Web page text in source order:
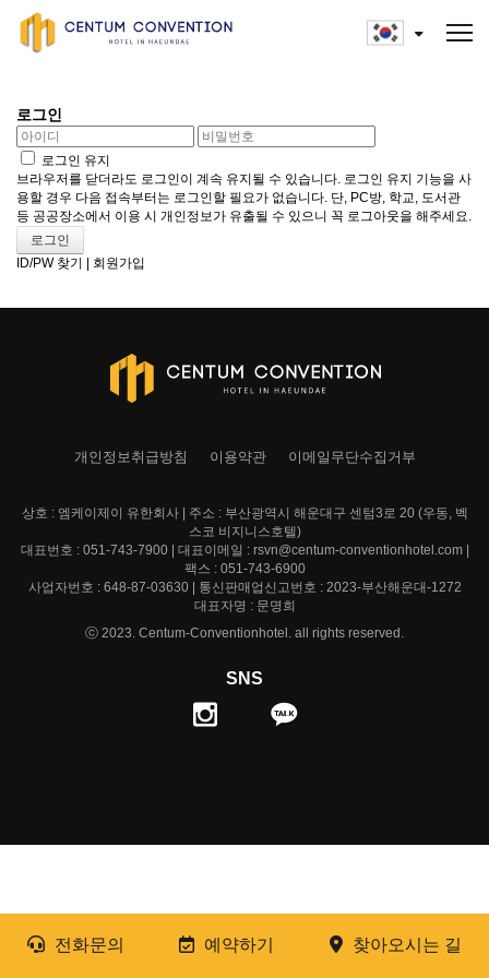
로그인
로그인 유지
브라우저를 닫더라도 로그인이 계속 유지될 수 있습니다. 로그인 유지 기능을 사
용할 경우 다음 접속부터는 로그인할 필요가 없습니다. 단, PC방, 학교, 도서관
등 공공장소에서 이용 시 개인정보가 유출될 수 있으니 꼭 로그아웃을 해주세요.
ID/PW 찾기 회원가입
전화문의 예약하기 찾아오시는 길
개인정보취급방침 이용약관 이메일무단수집거부
상호 : 엠케이제이 유한회사 | 주소 : 부산광역시 해운대구 센텀3로 20 (우동, 벡
스코 비지니스호텔)
대표번호 : 051-743-7900 | 대표이메일 : rsvn@centum-conventionhotel.com |
팩스 : 051-743-6900
사업자번호 : 648-87-03630 | 통신판매업신고번호 : 2023-부산해운대-1272
대표자명 : 문명희
ⓒ 2023. Centum-Conventionhotel. all rights reserved.
SNS